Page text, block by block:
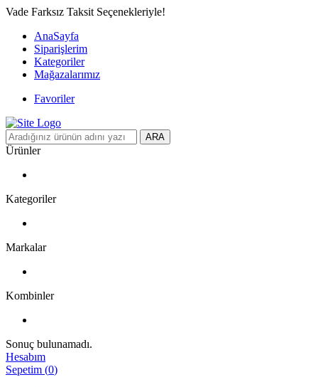
Vade Farksız Taksit Seçenekleriyle!
AnaSayfa
Siparişlerim
Kategoriler
Mağazalarımız
Favoriler
ARA
Ürünler
Kategoriler
Markalar
Kombinler
Sonuç bulunamadı.
Hesabım
Sepetim (0)